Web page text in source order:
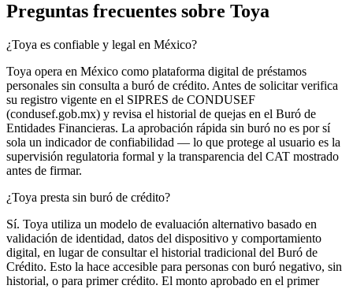
Preguntas frecuentes sobre Toya
¿Toya es confiable y legal en México?
Toya opera en México como plataforma digital de préstamos
personales sin consulta a buró de crédito. Antes de solicitar verifica
su registro vigente en el SIPRES de CONDUSEF
(condusef.gob.mx) y revisa el historial de quejas en el Buró de
Entidades Financieras. La aprobación rápida sin buró no es por sí
sola un indicador de confiabilidad — lo que protege al usuario es la
supervisión regulatoria formal y la transparencia del CAT mostrado
antes de firmar.
¿Toya presta sin buró de crédito?
Sí. Toya utiliza un modelo de evaluación alternativo basado en
validación de identidad, datos del dispositivo y comportamiento
digital, en lugar de consultar el historial tradicional del Buró de
Crédito. Esto la hace accesible para personas con buró negativo, sin
historial, o para primer crédito. El monto aprobado en el primer